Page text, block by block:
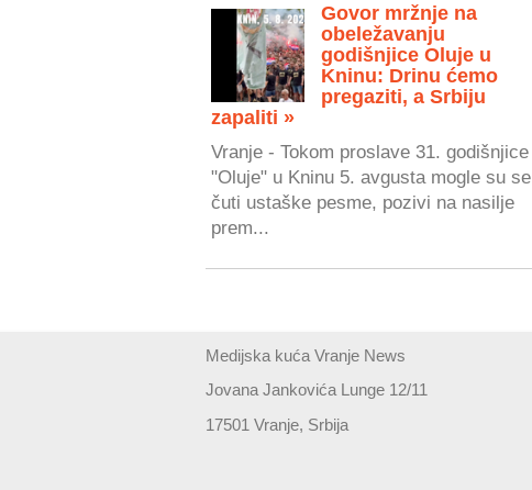
Govor mržnje na
obeležavanju
godišnjice Oluje u
Kninu: Drinu ćemo
pregaziti, a Srbiju
zapaliti »
Vranje - Tokom proslave 31. godišnjice
"Oluje" u Kninu 5. avgusta mogle su se
čuti ustaške pesme, pozivi na nasilje
prem...
Medijska kuća Vranje News
Jovana Jankovića Lunge 12/11
17501 Vranje, Srbija